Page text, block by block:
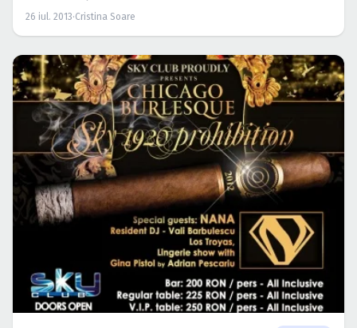
26 iul. 2013·Cristina Soare